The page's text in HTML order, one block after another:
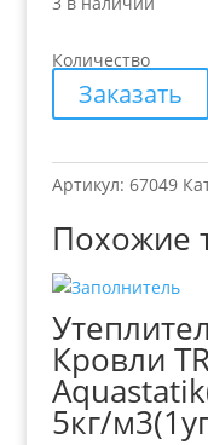
Количество
Заказать
Артикул: 67049
Похожие
Кровли
5кг/